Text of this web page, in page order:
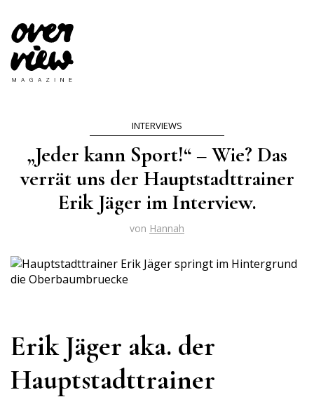
INTERVIEWS
„Jeder kann Sport!“ – Wie? Das
verrät uns der Hauptstadttrainer
Erik Jäger im Interview.
von Hannah
Erik Jäger aka. der
Hauptstadttrainer